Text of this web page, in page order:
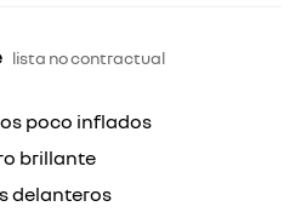
lista no contractual
poco inflados
brillante
delanteros